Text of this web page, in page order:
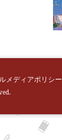
メディアポリシー